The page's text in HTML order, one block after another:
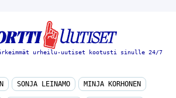
urheilu-uutiset kootusti sinulle 24/7
SONJA LEINAMO MINJA KORHONEN